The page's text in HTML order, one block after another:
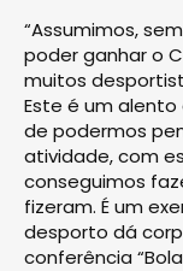
“Assumimos,
poder ganhar o
muitos
Este é um
de podermos
atividade, com
conseguimos
fizeram. É um
desporto dá
conferência